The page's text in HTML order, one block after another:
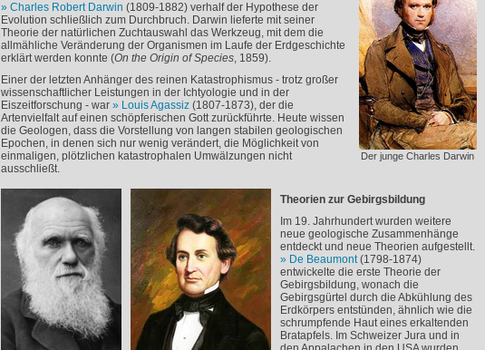
Der junge Charles Darwin
Charles Robert Darwin (1809-1882) verhalf der Hypothese der
Evolution schließlich zum Durchbruch. Darwin lieferte mit seiner
Theorie der natürlichen Zuchtauswahl das Werkzeug, mit dem die
allmähliche Veränderung der Organismen im Laufe der Erdgeschichte
erklärt werden konnte (On the Origin of Species, 1859).
Einer der letzten Anhänger des reinen Katastrophismus - trotz großer
wissenschaftlicher Leistungen in der Ichtyologie und in der
Eiszeitforschung - war
Louis Agassiz(1807-1873), der die
Artenvielfalt auf einen schöpferischen Gott zurückführte. Heute wissen
die Geologen, dass die Vorstellung von langen stabilen geologischen
Epochen, in denen sich nur wenig verändert, die Möglichkeit von
einmaligen, plötzlichen katastrophalen Umwälzungen nicht
ausschließt.
Theorien zur Gebirgsbildung
Im 19. Jahrhundert wurden weitere
neue geologische Zusammenhänge
entdeckt und neue Theorien aufgestellt.
De Beaumont(1798-1874)
entwickelte die erste Theorie der
Gebirgsbildung, wonach die
Gebirgsgürtel durch die Abkühlung des
Erdkörpers entstünden, ähnlich wie die
schrumpfende Haut eines erkaltenden
Bratapfels. Im Schweizer Jura und in